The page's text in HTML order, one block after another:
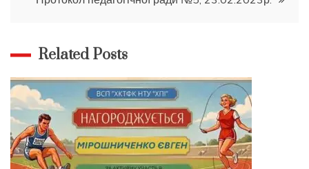
Related Posts